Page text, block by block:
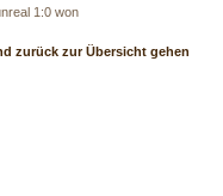
1:0 won
zurück zur Übersicht gehen